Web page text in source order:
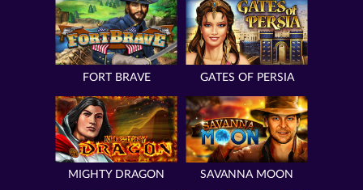
FORT BRAVE GATES OF PERSIA
MIGHTY DRAGON SAVANNA MOON